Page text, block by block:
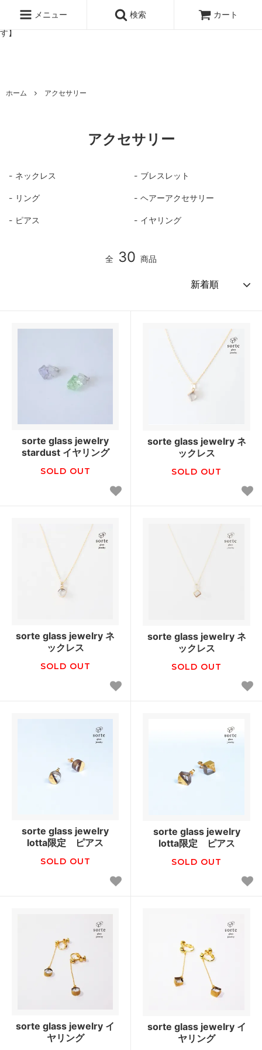
ッタのオンラインストア【アラビア,クイストゴーなどの北欧ヴィンテ
ージ食器,雅峰窯やソルテグラスジュエリーなどの作家の作品が並びま
す】
メニュー 検索 カート
ホーム アクセサリー
アクセサリー
ネックレス ブレスレット
リング ヘアーアクセサリー
ピアス イヤリング
全 30 商品
sorte glass jewelry
stardust イヤリング
SOLD OUT
sorte glass jewelry ネ
ックレス
SOLD OUT
sorte glass jewelry ネ
ックレス
SOLD OUT
sorte glass jewelry ネ
ックレス
SOLD OUT
sorte glass jewelry
lotta限定 ピアス
SOLD OUT
sorte glass jewelry
lotta限定 ピアス
SOLD OUT
sorte glass jewelry イ
ヤリング
sorte glass jewelry イ
ヤリング